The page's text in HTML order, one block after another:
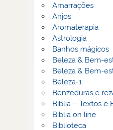
Amarrações
Anjos
Aromaterapia
Astrologia
Banhos mágicos
Beleza & Bem-
Beleza & Bem-
Beleza-1
Benzeduras e
Bíblia – Textos e
Biblia on line
Biblioteca